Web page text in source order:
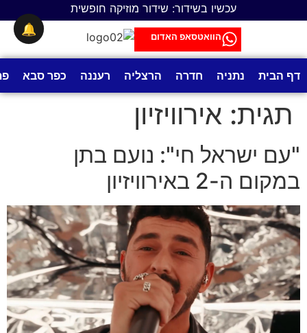
עכשיו בשידור: שידור מוזיקה חופשית
הוואטסאפ האדום
דף הבית נתניה חדרה הרצליה רעננה כפר סבא
תגית: אירוויזיון
"עם ישראל חי": נועם בתן
במקום ה-2 באירוויזיון
🔔